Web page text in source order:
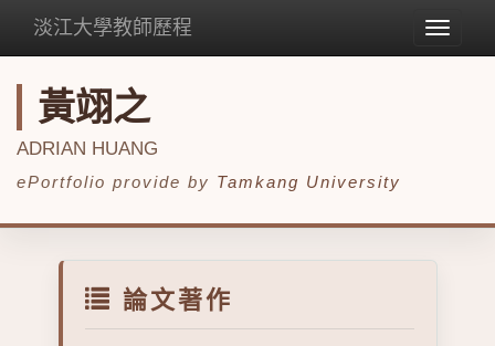
Toggle
淡江大學教師歷程
黃翊之
ADRIAN HUANG
ePortfolio provide by Tamkang University
論文著作